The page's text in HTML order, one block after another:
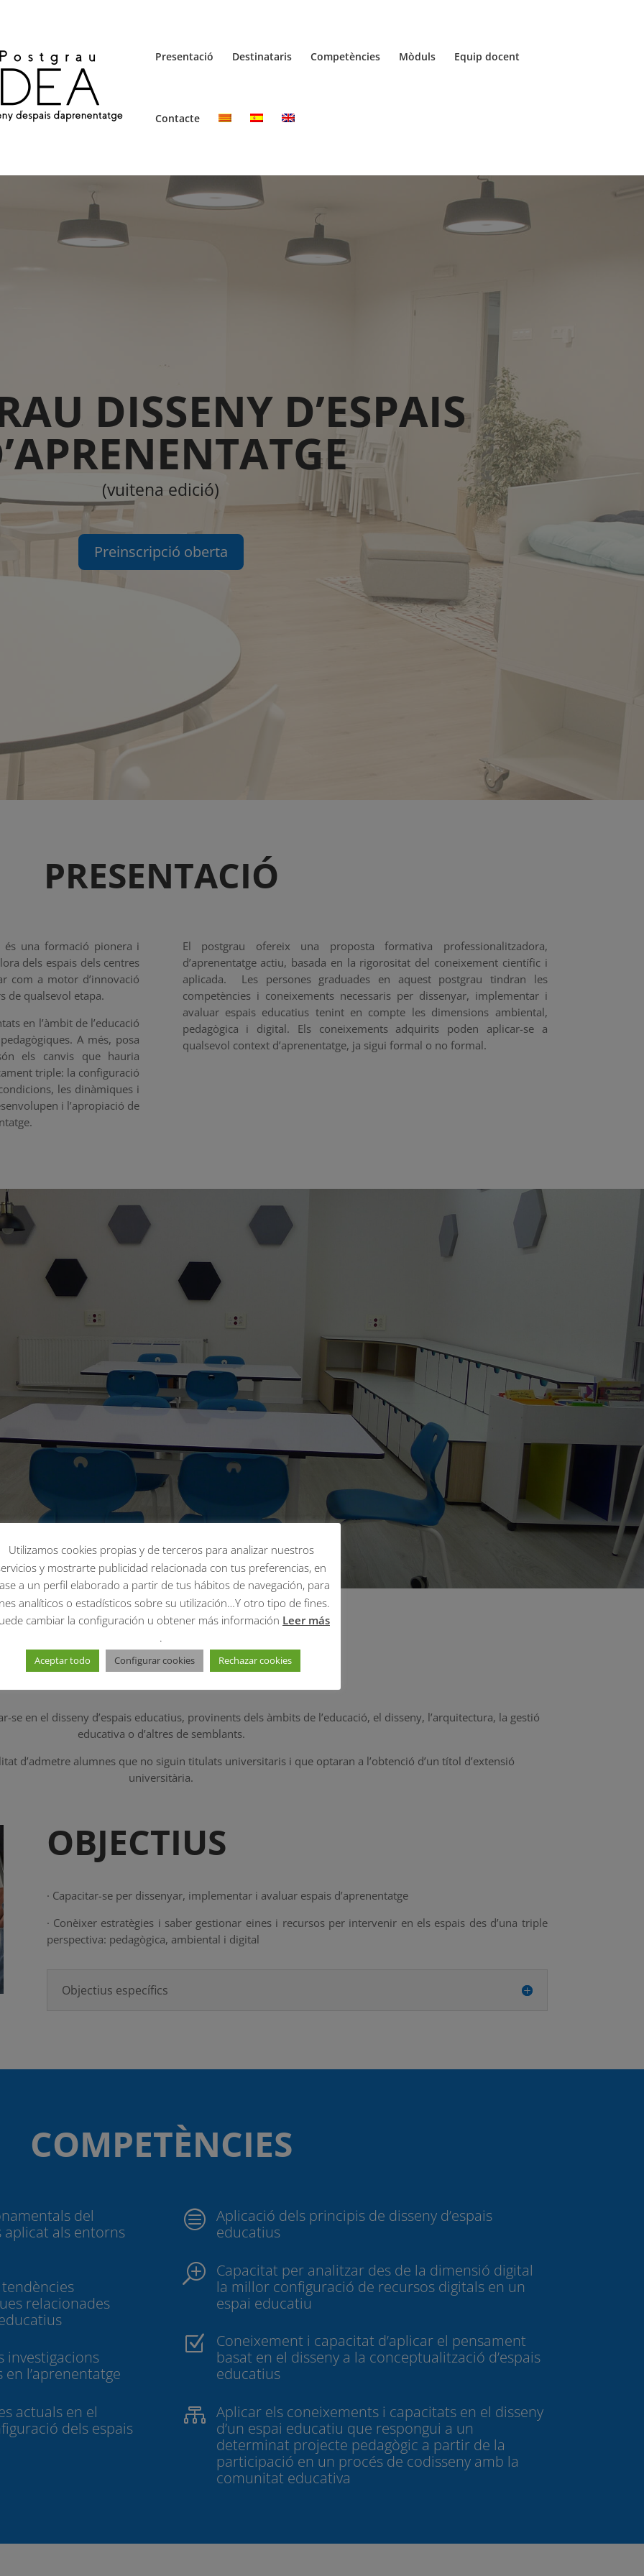
Presentació Destinataris Competències Mòduls Equip docent
Contacte
DISSENY D’ESPAIS
(vuitena edició)
Preinscripció oberta
PRESENTACIÓ
és una formació pionera i
dels espais dels centres
com a motor d’innovació
de qualsevol etapa.
en l’àmbit de l’educació
A més, posa
els canvis que hauria
triple: la configuració
les dinàmiques i
i l’apropiació de
El postgrau ofereix una proposta formativa professionalitzadora,
d’aprenentatge actiu, basada en la rigorositat del coneixement científic i
aplicada. Les persones graduades en aquest postgrau tindran les
competències i coneixements necessaris per dissenyar, implementar i
avaluar espais educatius tenint en compte les dimensions ambiental,
pedagògica i digital. Els coneixements adquirits poden aplicar-se a
qualsevol context d’aprenentatge, ja sigui formal o no formal.
DESTINATARIS
en el disseny d’espais educatius, provinents dels àmbits de l’educació, el disseny, l’arquitectura, la gestió
educativa o d’altres de semblants.
d’admetre alumnes que no siguin titulats universitaris i que optaran a l’obtenció d’un títol d’extensió
universitària.
OBJECTIUS
· Capacitar-se per dissenyar, implementar i avaluar espais d’aprenentatge
· Conèixer estratègies i saber gestionar eines i recursos per intervenir en els espais des d’una triple
perspectiva: pedagògica, ambiental i digital
Objectius específics
COMPETÈNCIES
del
aplicat als entorns
relacionades
investigacions
l’aprenentatge
actuals en el
dels espais
c Aplicació dels principis de disseny d’espais
educatius
T
Capacitat per analitzar des de la dimensió digital
la millor configuració de recursos digitals en un
espai educatiu
Z
Coneixement i capacitat d’aplicar el pensament
basat en el disseny a la conceptualització d’espais
educatius
 Aplicar els coneixements i capacitats en el disseny
d’un espai educatiu que respongui a un
determinat projecte pedagògic a partir de la
participació en un procés de codisseny amb la
comunitat educativa
Utilizamos cookies propias y de terceros para analizar nuestros
y mostrarte publicidad relacionada con tus preferencias, en
a un perfil elaborado a partir de tus hábitos de navegación, para
analíticos o estadísticos sobre su utilización…Y otro tipo de fines.
cambiar la configuración u obtener más información Leer más
.
Aceptar todo Configurar cookies Rechazar cookies